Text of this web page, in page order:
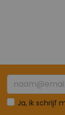
Ja, ik schrijf